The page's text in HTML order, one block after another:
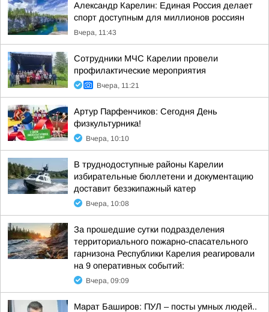
Александр Карелин: Единая Россия делает
спорт доступным для миллионов россиян
Вчера, 11:43
Сотрудники МЧС Карелии провели
профилактические мероприятия
Вчера, 11:21
Артур Парфенчиков: Сегодня День
физкультурника!
Вчера, 10:10
В труднодоступные районы Карелии
избирательные бюллетени и документацию
доставит безэкипажный катер
Вчера, 10:08
За прошедшие сутки подразделения
территориального пожарно-спасательного
гарнизона Республики Карелия реагировали
на 9 оперативных событий:
Вчера, 09:09
Марат Баширов: ПУЛ – посты умных людей..